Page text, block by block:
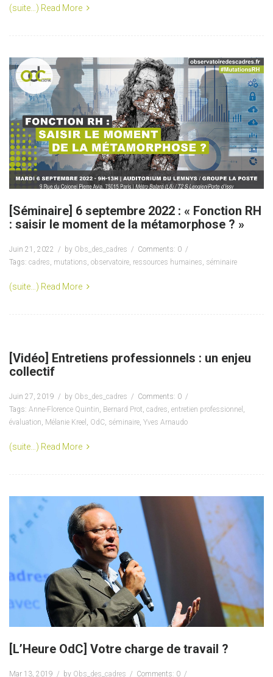
(suite…) Read More
[Séminaire] 6 septembre 2022 : « Fonction RH
: saisir le moment de la métamorphose ? »
Juin 21, 2022 by Obs_des_cadres
Comments: 0
Tags: cadres mutations observatoire ressources humaines séminaire
(suite…) Read More
[Vidéo] Entretiens professionnels : un enjeu
collectif
Juin 27, 2019 by Obs_des_cadres
Comments: 0
Tags: Anne-Florence Quintin Bernard Prot cadres entretien professionnel
évaluation Mélanie Kreel OdC séminaire Yves Arnaudo
(suite…) Read More
[L’Heure OdC] Votre charge de travail ?
Mar 13, 2019 by Obs_des_cadres Comments: 0